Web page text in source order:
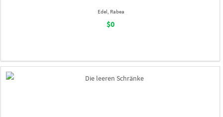
Edel, Rabea
$0